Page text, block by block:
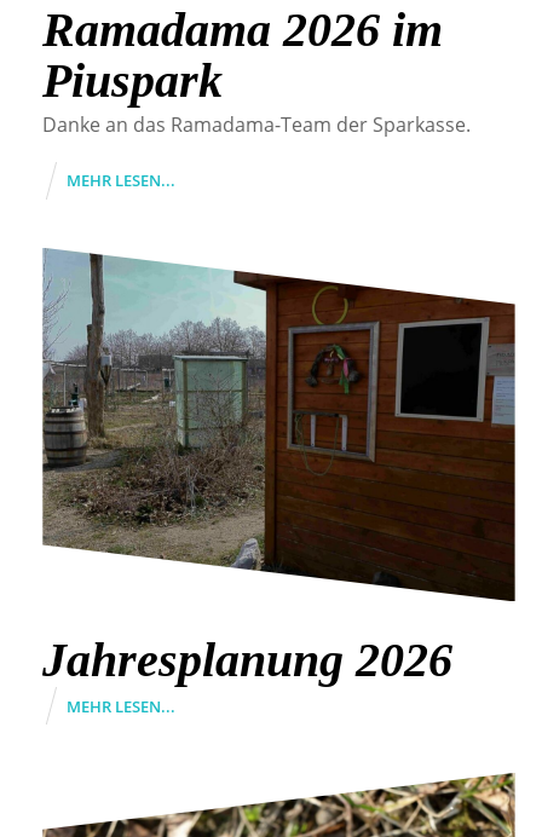
Ramadama 2026 im
Piuspark
Danke an das Ramadama-Team der Sparkasse.
MEHR LESEN...
Jahresplanung 2026
MEHR LESEN...